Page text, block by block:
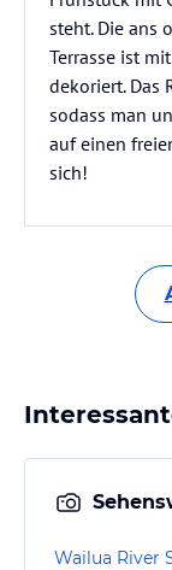
steht. Die ans
Terrasse ist
dekoriert. Das
sodass man
auf einen
sich!
Wailua River